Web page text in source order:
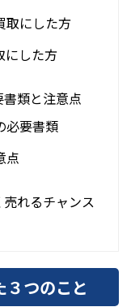
取にした方
にした方
類と注意点
必要書類
点
れるチャンス
つのこと